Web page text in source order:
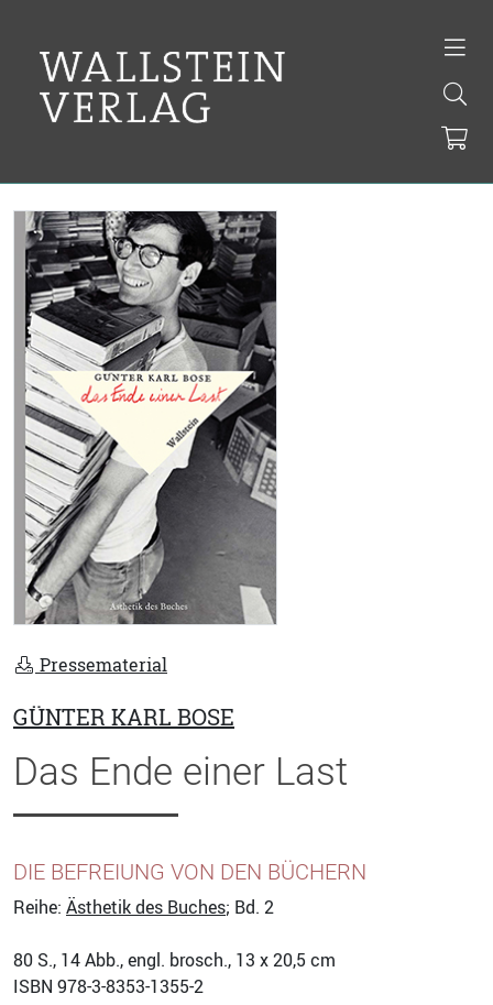
Pressematerial
GÜNTER KARL BOSE
Das Ende einer Last
DIE BEFREIUNG VON DEN BÜCHERN
Reihe: Ästhetik des Buches; Bd. 2
80 S., 14 Abb., engl. brosch., 13 x 20,5 cm
ISBN 978-3-8353-1355-2